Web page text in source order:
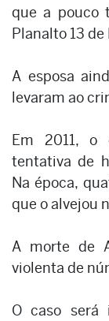
que a pouco
Planalto 13
A esposa
levaram ao
Em 2011, o
tentativa de
Na época,
que o alvejou
A morte de
violenta de
O caso será